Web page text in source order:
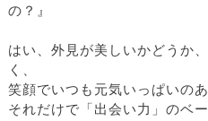
の？』
はい、外見が美しいかどうか
く、
笑顔でいつも元気いっぱいのあ
それだけで「出会い力」のベ